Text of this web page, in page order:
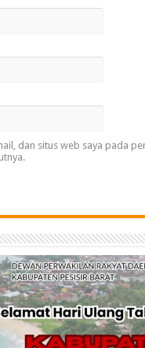
dan situs web saya pada